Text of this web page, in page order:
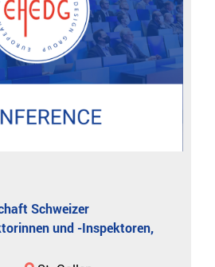
Schweizer
und -Inspektoren,